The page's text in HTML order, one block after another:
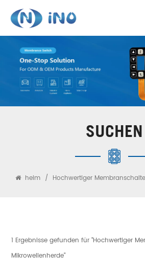
SUCHEN
heim / Hochwertiger
1 Ergebnisse gefunden für "Hochwertiger
Mikrowellenherde"